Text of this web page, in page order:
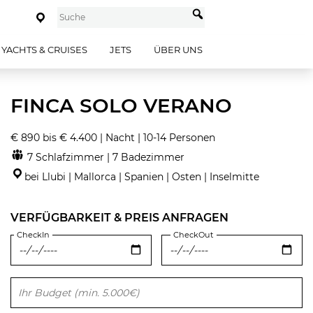
YACHTS & CRUISES JETS ÜBER UNS
FINCA SOLO VERANO
€ 890 bis € 4.400 | Nacht | 10-14 Personen
7 Schlafzimmer | 7 Badezimmer
bei Llubi | Mallorca | Spanien | Osten | Inselmitte
VERFÜGBARKEIT & PREIS ANFRAGEN
CheckIn CheckOut
Bitte lasse dieses Feld leer.